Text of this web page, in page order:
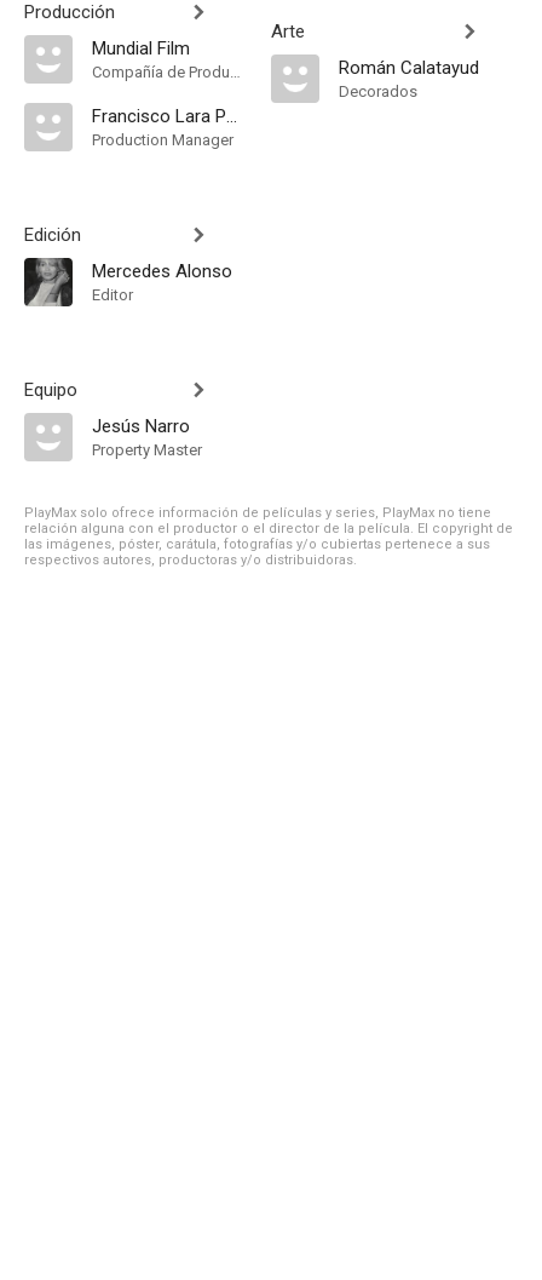
Producción
Mundial Film
Compañía de Produccion
Francisco Lara Polop
Production Manager
Edición
Mercedes Alonso
Editor
Equipo
Jesús Narro
Property Master
Arte
Román Calatayud
Decorados
PlayMax solo ofrece información de películas y series, PlayMax no tiene
relación alguna con el productor o el director de la película. El copyright de
las imágenes, póster, carátula, fotografías y/o cubiertas pertenece a sus
respectivos autores, productoras y/o distribuidoras.